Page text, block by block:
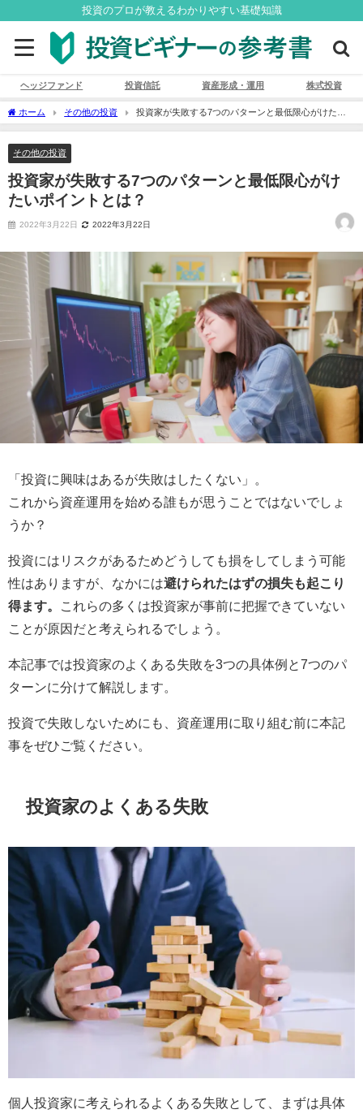
投資のプロが教えるわかりやすい基礎知識
ヘッジファンド 投資信託 資産形成・運用 株式投資
ホーム その他の投資
投資家が失敗する7つのパターンと最低限心がけたい
ポイントとは？
その他の投資
投資家が失敗する7つのパターンと最低限心がけ
たいポイントとは？
2022年3月22日 2022年3月22日
「投資に興味はあるが失敗はしたくない」。
これから資産運用を始める誰もが思うことではないでしょ
うか？
投資にはリスクがあるためどうしても損をしてしまう可能
性はありますが、なかには避けられたはずの損失も起こり
得ます。
これらの多くは投資家が事前に把握できていない
ことが原因だと考えられるでしょう。
本記事では投資家のよくある失敗を3つの具体例と7つのパ
ターンに分けて解説します。
投資で失敗しないためにも、資産運用に取り組む前に本記
事をぜひご覧ください。
投資家のよくある失敗
個人投資家に考えられるよくある失敗として、まずは具体